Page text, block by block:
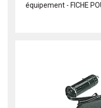
équipement - FICHE